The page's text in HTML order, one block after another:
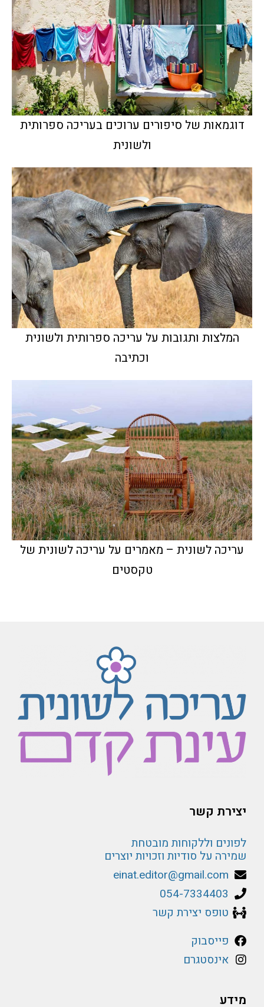
דוגמאות של סיפורים ערוכים בעריכה ספרותית
ולשונית
המלצות ותגובות על עריכה ספרותית ולשונית
וכתיבה
עריכה לשונית – מאמרים על עריכה לשונית של
טקסטים
מידע
יצירת קשר
לפונים וללקוחות מובטחת
שמירה על סודיות וזכויות יוצרים
einat.editor@gmail.com
054-7334403
טופס יצירת קשר
פייסבוק
אינסטגרם